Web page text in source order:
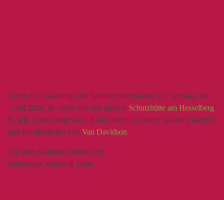
Herzliche Einladung zum Sommerhüttenabend am Samstag, den
15.08.2026, ab 18:00 Uhr auf unserer Schutzhütte am Hesselberg!
Es gibt Heißes vom Grill, Kaltes vom Fass (oder aus der Flasche)
und Musikalisches von Van Davidson
Auf euer Kommen freuen sich
Hüttenwart Martin & Team